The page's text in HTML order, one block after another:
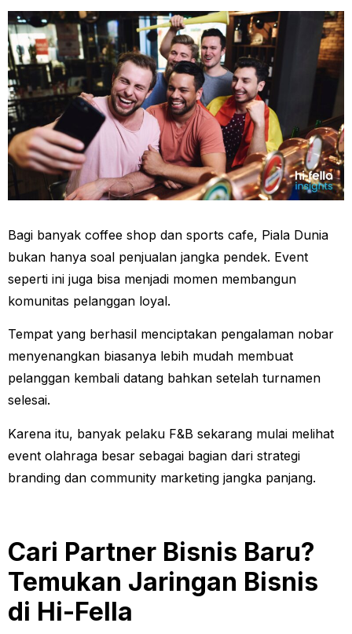
Bagi banyak coffee shop dan sports cafe, Piala Dunia
bukan hanya soal penjualan jangka pendek. Event
seperti ini juga bisa menjadi momen membangun
komunitas pelanggan loyal.
Tempat yang berhasil menciptakan pengalaman nobar
menyenangkan biasanya lebih mudah membuat
pelanggan kembali datang bahkan setelah turnamen
selesai.
Karena itu, banyak pelaku F&B sekarang mulai melihat
event olahraga besar sebagai bagian dari strategi
branding dan community marketing jangka panjang.
Cari Partner Bisnis Baru?
Temukan Jaringan Bisnis
di Hi-Fella